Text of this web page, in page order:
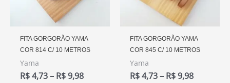
FITA GORGORÃO YAMA
COR 814 C/ 10 METROS
Yama
R$4,73– R$9,98
escolhidas
FITA GORGORÃO YAMA
COR 845 C/ 10 METROS
Yama
R$4,73– R$9,98